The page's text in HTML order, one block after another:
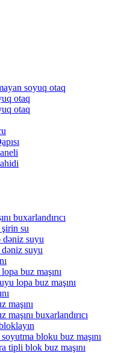
soyuq otaq
otaq
otaq
buxarlandırıcı
su
dəniz suyu
suyu
buz maşını
lopa buz maşını
maşını
maşını buxarlandırıcı
bloku buz maşını
tipli blok buz maşını